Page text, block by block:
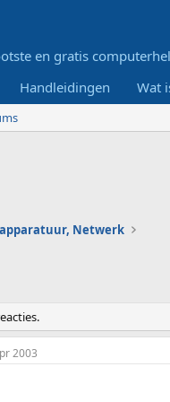
en gratis
Handleidingen Wat
Netwerk
2003